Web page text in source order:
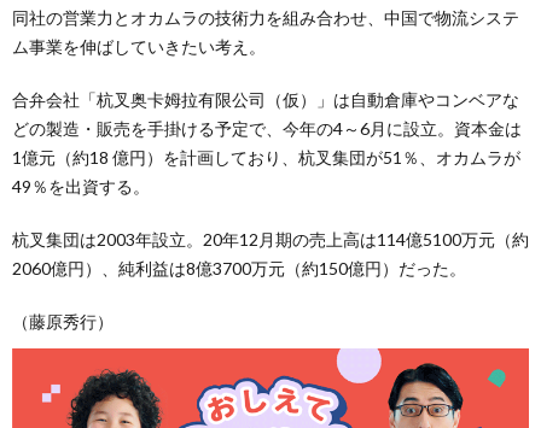
同社の営業力とオカムラの技術力を組み合わせ、中国で物流システ
ム事業を伸ばしていきたい考え。
合弁会社「杭叉奥卡姆拉有限公司（仮）」は自動倉庫やコンベアな
どの製造・販売を手掛ける予定で、今年の4～6月に設立。資本金は
1億元（約18 億円）を計画しており、杭叉集団が51％、オカムラが
49％を出資する。
杭叉集団は2003年設立。20年12月期の売上高は114億5100万元（約
2060億円）、純利益は8億3700万元（約150億円）だった。
（藤原秀行）